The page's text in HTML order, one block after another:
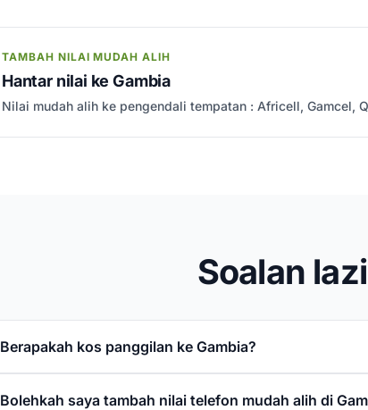
TAMBAH NILAI MUDAH ALIH
Hantar nilai ke Gambia
Nilai mudah alih ke pengendali tempatan : Africell, Gamcel,
Soalan
Berapakah kos panggilan ke Gambia?
Bolehkah saya tambah nilai telefon mudah alih di